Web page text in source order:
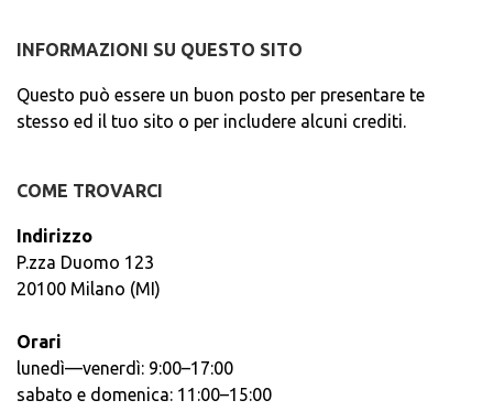
INFORMAZIONI SU QUESTO SITO
Questo può essere un buon posto per presentare te
stesso ed il tuo sito o per includere alcuni crediti.
COME TROVARCI
Indirizzo
P.zza Duomo 123
20100 Milano (MI)
Orari
lunedì—venerdì: 9:00–17:00
sabato e domenica: 11:00–15:00